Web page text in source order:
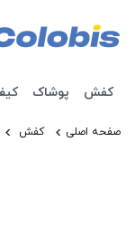
کفش پوشاک
صفحه اصلی کفش